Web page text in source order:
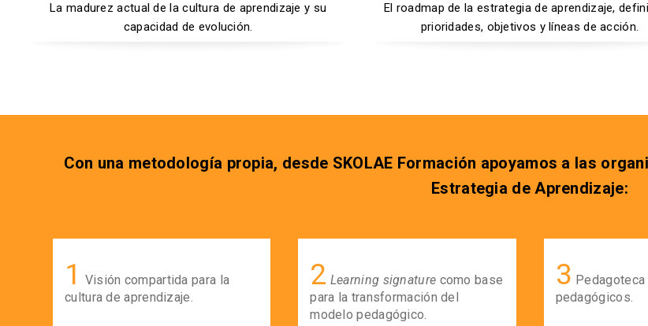
La madurez actual de la cultura de aprendizaje y su
capacidad de evolución.
El roadmap de la estrategia de aprendizaje,
prioridades, objetivos y líneas de acción.
Con una metodología propia, desde SKOLAE Formación apoyamos a las
Estrategia de Aprendizaje:
1
Visión compartida para la
cultura de aprendizaje.
2 Learning signature como base
para la transformación del
modelo pedagógico.
3
pedagógicos.